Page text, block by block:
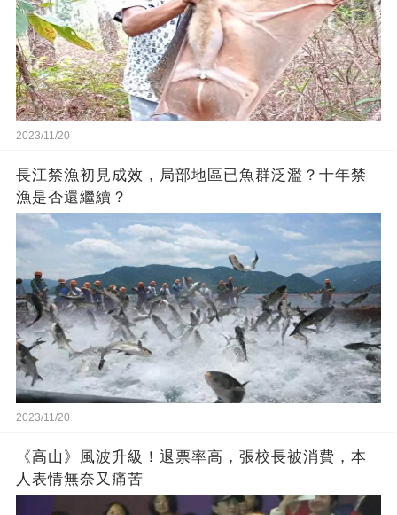
2023/11/20
長江禁漁初見成效，局部地區已魚群泛濫？十年禁
漁是否還繼續？
2023/11/20
《高山》風波升級！退票率高，張校長被消費，本
人表情無奈又痛苦